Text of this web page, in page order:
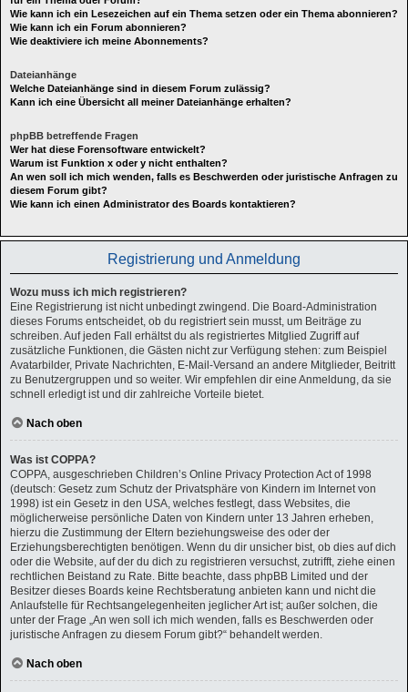
Wie kann ich ein Lesezeichen auf ein Thema setzen oder ein Thema abonnieren?
Wie kann ich ein Forum abonnieren?
Wie deaktiviere ich meine Abonnements?
Dateianhänge
Welche Dateianhänge sind in diesem Forum zulässig?
Kann ich eine Übersicht all meiner Dateianhänge erhalten?
phpBB betreffende Fragen
Wer hat diese Forensoftware entwickelt?
Warum ist Funktion x oder y nicht enthalten?
An wen soll ich mich wenden, falls es Beschwerden oder juristische Anfragen zu
diesem Forum gibt?
Wie kann ich einen Administrator des Boards kontaktieren?
Registrierung und Anmeldung
Wozu muss ich mich registrieren?
Eine Registrierung ist nicht unbedingt zwingend. Die Board-Administration
dieses Forums entscheidet, ob du registriert sein musst, um Beiträge zu
schreiben. Auf jeden Fall erhältst du als registriertes Mitglied Zugriff auf
zusätzliche Funktionen, die Gästen nicht zur Verfügung stehen: zum Beispiel
Avatarbilder, Private Nachrichten, E-Mail-Versand an andere Mitglieder, Beitritt
zu Benutzergruppen und so weiter. Wir empfehlen dir eine Anmeldung, da sie
schnell erledigt ist und dir zahlreiche Vorteile bietet.
Nach oben
Was ist COPPA?
COPPA, ausgeschrieben Children’s Online Privacy Protection Act of 1998
(deutsch: Gesetz zum Schutz der Privatsphäre von Kindern im Internet von
1998) ist ein Gesetz in den USA, welches festlegt, dass Websites, die
möglicherweise persönliche Daten von Kindern unter 13 Jahren erheben,
hierzu die Zustimmung der Eltern beziehungsweise des oder der
Erziehungsberechtigten benötigen. Wenn du dir unsicher bist, ob dies auf dich
oder die Website, auf der du dich zu registrieren versuchst, zutrifft, ziehe einen
rechtlichen Beistand zu Rate. Bitte beachte, dass phpBB Limited und der
Besitzer dieses Boards keine Rechtsberatung anbieten kann und nicht die
Anlaufstelle für Rechtsangelegenheiten jeglicher Art ist; außer solchen, die
unter der Frage „An wen soll ich mich wenden, falls es Beschwerden oder
juristische Anfragen zu diesem Forum gibt?“ behandelt werden.
Nach oben